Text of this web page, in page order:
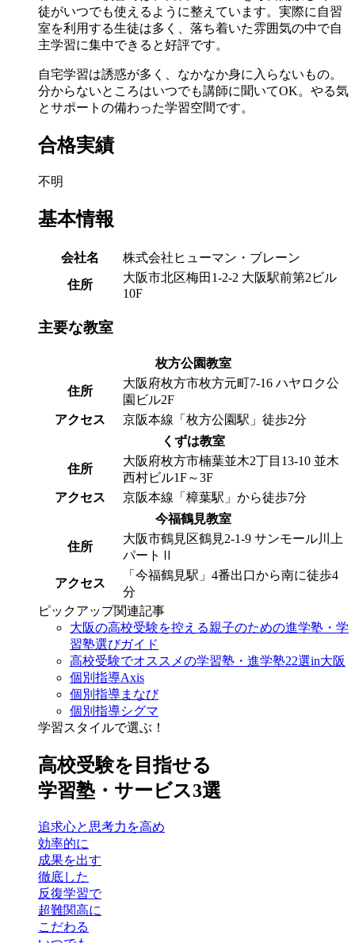
徒がいつでも使えるように整えています。実際に自習
室を利用する生徒は多く、落ち着いた雰囲気の中で自
主学習に集中できると好評です。
自宅学習は誘惑が多く、なかなか身に入らないもの。
分からないところはいつでも講師に聞いてOK。やる気
とサポートの備わった学習空間です。
合格実績
不明
基本情報
会社名
株式会社ヒューマン・ブレーン
住所
大阪市北区梅田1-2-2 大阪駅前第2ビル
10F
主要な教室
枚方公園教室
住所
大阪府枚方市枚方元町7-16 ハヤロク公
園ビル2F
アクセス
京阪本線「枚方公園駅」徒歩2分
くずは教室
住所
大阪府枚方市楠葉並木2丁目13-10 並木
西村ビル1F～3F
アクセス
京阪本線「樟葉駅」から徒歩7分
今福鶴見教室
住所
大阪市鶴見区鶴見2-1-9 サンモール川上
パートⅡ
アクセス
「今福鶴見駅」4番出口から南に徒歩4
分
ピックアップ関連記事
大阪の高校受験を控える親子のための進学塾・学
習塾選びガイド
高校受験でオススメの学習塾・進学塾22選in大阪
個別指導Axis
個別指導まなび
個別指導シグマ
学習スタイルで選ぶ！
高校受験を目指せる
学習塾・サービス3選
追求心と思考力を高め
効率的に
成果を出す
徹底した
反復学習で
超難関高に
こだわる